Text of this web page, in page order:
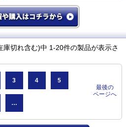
庫切れ含む)中 1-20件の製品が表示さ
3 4 5
…
最後の
ページへ